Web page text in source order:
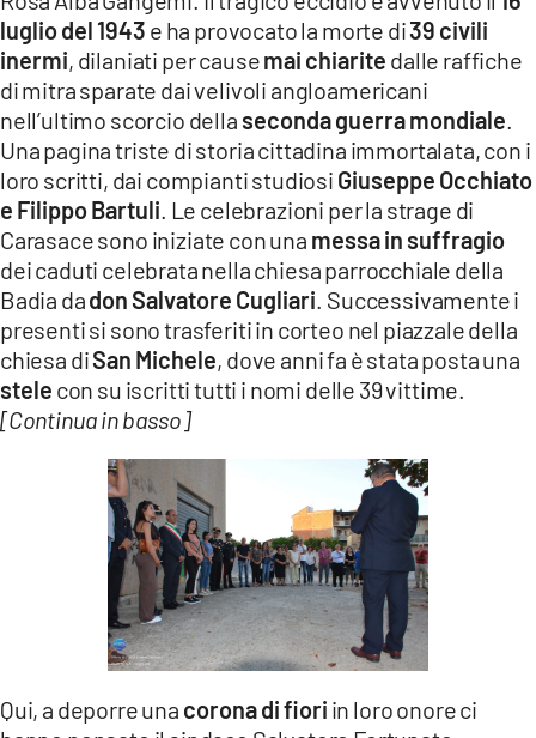
App
ANDROID
APPLE
luglio del 1943 e ha provocato la morte di39 civili
inermi, dilaniati per causemai chiarite dalle raffiche
di mitra sparate dai velivoli angloamericani
nell’ultimo scorcio della seconda guerra mondiale
Una pagina triste di storia cittadina immortalata, con i
loro scritti, dai compianti studiosi Giuseppe Occhiato
e Filippo Bartuli . Le celebrazioni per la strage di
Carasace sono iniziate con una messa in suffragio
dei caduti celebrata nella chiesa parrocchiale della
Badia dadon Salvatore Cugliari . Successivamente i
presenti si sono trasferiti in corteo nel piazzale della
chiesa diSan Michele, dove anni fa è stata posta una
stele con su iscritti tutti i nomi delle 39 vittime.
[Continua in basso]
Qui, a deporre una corona di fiori in loro onore ci